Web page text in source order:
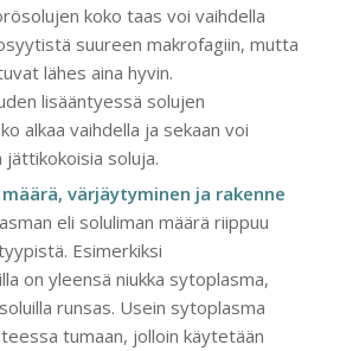
koko taas voi vaihdella
suureen makrofagiin, mutta
lähes aina hyvin.
lisääntyessä solujen
alkaa vaihdella ja sekaan voi
jättikokoisia soluja.
värjäytyminen ja rakenne
eli soluliman määrä riippuu
Esimerkiksi
on yleensä niukka sytoplasma,
runsas. Usein sytoplasma
tumaan, jolloin käytetään